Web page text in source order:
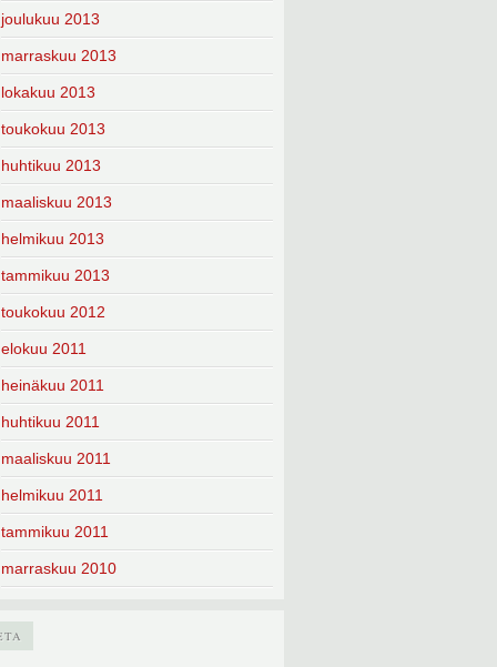
joulukuu 2013
marraskuu 2013
lokakuu 2013
toukokuu 2013
huhtikuu 2013
maaliskuu 2013
helmikuu 2013
tammikuu 2013
toukokuu 2012
elokuu 2011
heinäkuu 2011
huhtikuu 2011
maaliskuu 2011
helmikuu 2011
tammikuu 2011
marraskuu 2010